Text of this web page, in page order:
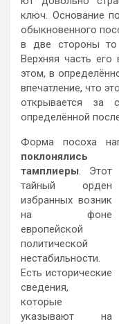
ключ. Основание
обыкновенного
в две стороны то
Верхняя часть
этом, в
впечатление, что
открывается за
определённой
Форма посоха
поклонялись
тамплиеры. Этот
тайный орден
избранных возник
на фоне
европейской
политической
нестабильности.
Есть исторические
сведения,
которые
указывают на